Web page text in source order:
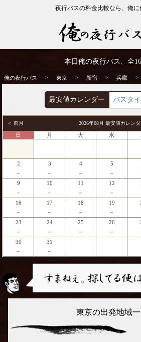
夜行バスの料金比較なら、俺に
夜行バス
本日俺の夜行バス、全
俺の夜行バス > 東京 > 新宿 > 兵庫 >
最安値カレンダー バスタ
＜ 前月 2026年08月 最安値カレンダ
日 月 火 水
2
－
3
－
4
－
5
－
9
－
10
－
11
－
12
－
16
－
17
－
18
－
19
－
23
－
24
－
25
－
26
－
30
－
31
－
東京の出発地域